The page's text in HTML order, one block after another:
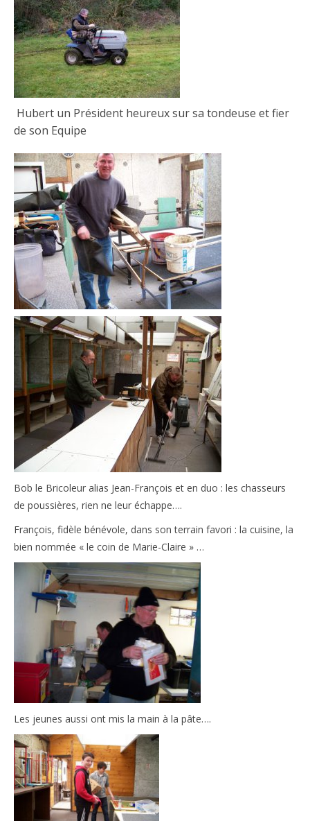
Hubert un Président heureux sur sa tondeuse et fier
de son Equipe
Bob le Bricoleur alias Jean-François et en duo : les chasseurs
de poussières, rien ne leur échappe….
François, fidèle bénévole, dans son terrain favori : la cuisine, la
bien nommée « le coin de Marie-Claire » …
Les jeunes aussi ont mis la main à la pâte….